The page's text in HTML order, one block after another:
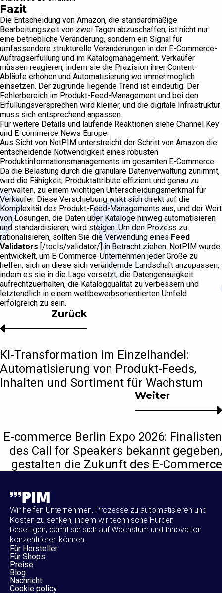
Fazit
Die Entscheidung von Amazon, die standardmäßige
Bearbeitungszeit von zwei Tagen abzuschaffen, ist nicht nur
eine betriebliche Veränderung, sondern ein Signal für
umfassendere strukturelle Veränderungen in der E-Commerce-
Auftragserfüllung und im Katalogmanagement. Verkäufer
müssen reagieren, indem sie die Präzision ihrer Content-
Abläufe erhöhen und Automatisierung wo immer möglich
einsetzen. Der zugrunde liegende Trend ist eindeutig: Der
Fehlerbereich im Produkt-Feed-Management und bei den
Erfüllungsversprechen wird kleiner, und die digitale Infrastruktur
muss sich entsprechend anpassen.
Für weitere Details und laufende Reaktionen siehe Channel Key
und E-commerce News Europe.
Aus Sicht von NotPIM unterstreicht der Schritt von Amazon die
entscheidende Notwendigkeit eines robusten
Produktinformationsmanagements im gesamten E-Commerce.
Da die Belastung durch die granulare Datenverwaltung zunimmt,
wird die Fähigkeit, Produktattribute effizient und genau zu
verwalten, zu einem wichtigen Unterscheidungsmerkmal für
Verkäufer. Diese Verschiebung wirkt sich direkt auf die
Komplexität des Produkt-Feed-Managements aus, und der Wert
von Lösungen, die Daten über Kataloge hinweg automatisieren
und standardisieren, wird steigen. Um den Prozess zu
rationalisieren, sollten Sie die Verwendung eines Feed
Validators [/tools/validator/] in Betracht ziehen. NotPIM wurde
entwickelt, um E-Commerce-Unternehmen jeder Größe zu
helfen, sich an diese sich verändernde Landschaft anzupassen,
indem es sie in die Lage versetzt, die Datengenauigkeit
aufrechtzuerhalten, die Katalogqualität zu verbessern und
letztendlich in einem wettbewerbsorientierten Umfeld
erfolgreich zu sein.
Weiter
E-commerce Berlin Expo 2026: Finalisten
des Call for Speakers bekannt gegeben,
gestalten die Zukunft des E-Commerce
Zurück
KI-Transformation im Einzelhandel:
Automatisierung von Produkt-Feeds,
Inhalten und Sortiment für Wachstum
Wir helfen Unternehmen, Prozesse zu automatisieren und
Kosten zu senken, indem wir technische Hürden
beseitigen, damit sie sich auf Wachstum und Innovation
konzentrieren können.
Für Hersteller
Für Shops
Preise
Blog
Nachricht
Cookie policy